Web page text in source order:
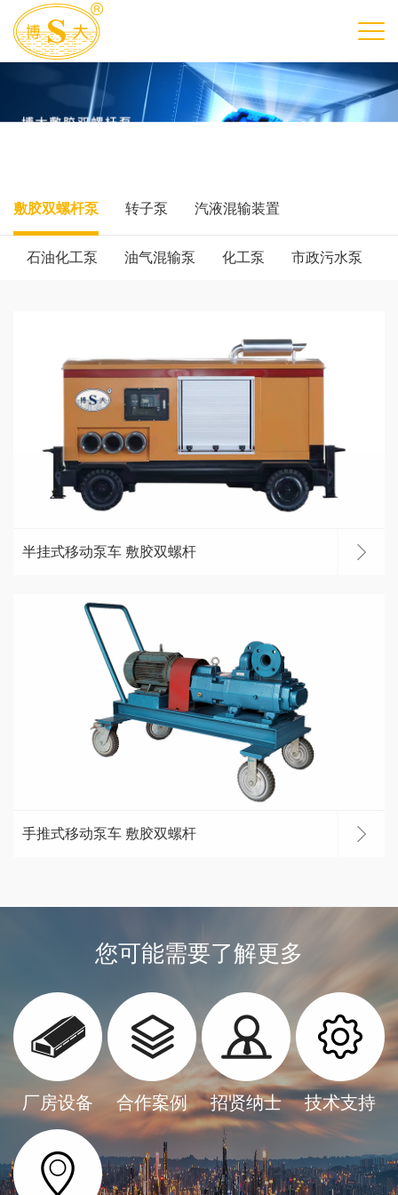
敷胶双螺杆泵 转子泵 汽液混输装置
石油化工泵 油气混输泵 化工泵 市政污水泵
半挂式移动泵车 敷胶双螺杆
手推式移动泵车 敷胶双螺杆
您可能需要了解更多
厂房设备 合作案例 招贤纳士 技术支持